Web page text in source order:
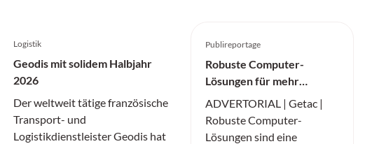
Logistik
Geodis mit solidem Halbjahr
2026
Der weltweit tätige französische
Transport- und
Logistikdienstleister Geodis hat
Publireportage
Robuste Computer-
Lösungen für mehr
Produktivität
ADVERTORIAL | Getac |
Robuste Computer-
Lösungen sind eine